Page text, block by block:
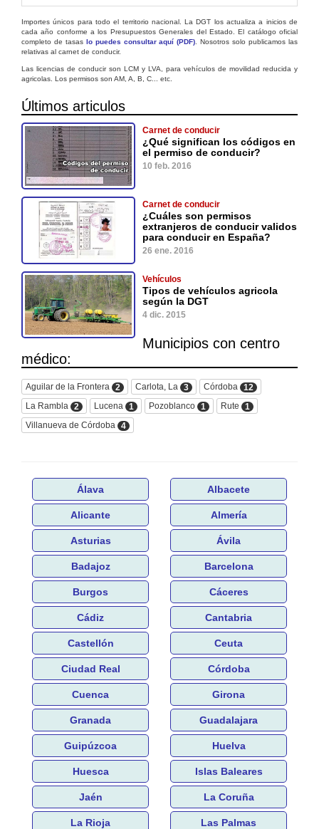
Importes únicos para todo el territorio nacional. La DGT los actualiza a inicios de
cada año conforme a los Presupuestos Generales del Estado. El catálogo oficial
completo de tasas lo puedes consultar aquí (PDF) . Nosotros solo publicamos las
relativas al carnet de conducir.
Las licencias de conducir son LCM y LVA, para vehículos de movilidad reducida y
agricolas. Los permisos son AM, A, B, C... etc.
Últimos articulos
Carnet de conducir
¿Qué significan los códigos en
el permiso de conducir?
10 feb. 2016
Carnet de conducir
¿Cuáles son permisos
extranjeros de conducir validos
para conducir en España?
26 ene. 2016
Vehículos
Tipos de vehículos agricola
según la DGT
4 dic. 2015
Municipios con centro
médico:
Aguilar de la Frontera 2 Carlota, La 3 Córdoba
12
La Rambla
2 Lucena 1 Pozoblanco 1 Rute
1
Villanueva de Córdoba
4
Álava Albacete
Alicante Almería
Asturias Ávila
Badajoz Barcelona
Burgos Cáceres
Cádiz Cantabria
Castellón Ceuta
Ciudad Real Córdoba
Cuenca Girona
Granada Guadalajara
Guipúzcoa Huelva
Huesca Islas Baleares
Jaén La Coruña
La Rioja Las Palmas